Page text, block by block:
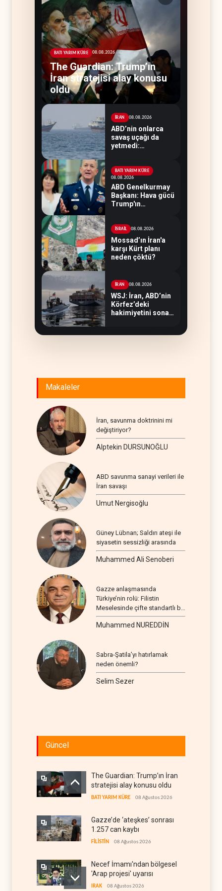
BATI YARIM KÜRE 08.08.2026
The Guardian: Trump’ın
İran stratejisi alay konusu
oldu
İRAN 08.08.2026
ABD’nin onlarca
savaş uçağı da
yetmedi:
BATI YARIM KÜRE
08.08.2026
ABD Genelkurmay
Başkanı: Hava gücü
Trump'ın
İSRAİL 08.08.2026
Mossad’ın İran'a
karşı Kürt planı
neden çöktü?
İRAN 08.08.2026
WSJ: İran, ABD’nin
Körfez’deki
hakimiyetini sona
Makaleler
İran, savunma doktrinini mi
değiştiriyor?
Alptekin DURSUNOĞLU
ABD savunma sanayi verileri ile
İran savaşı
Umut Nergisoğlu
Güney Lübnan; Saldırı ateşi ile
siyasetin sessizliği arasında
Muhammed Ali Senoberi
Gazze anlaşmasında
Türkiye’nin rolü: Filistin
Meselesinde çifte standartlı bir
seyir
Muhammed NUREDDİN
Sabra-Şatila’yı hatırlamak
neden önemli?
Selim Sezer
Güncel
The Guardian: Trump’ın İran
stratejisi alay konusu oldu
BATI YARIM KÜRE 08 Ağustos 2026
Gazze’de ‘ateşkes’ sonrası
1.257 can kaybı
FİLİSTİN 08 Ağustos 2026
Necef İmamı'ndan bölgesel
'Arap projesi' uyarısı
IRAK 08 Ağustos 2026